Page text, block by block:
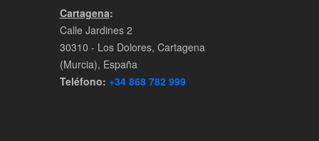
Cartagena:
Calle Jardines 2
30310 - Los Dolores, Cartagena
(Murcia), España
Teléfono: +34 868 782 999